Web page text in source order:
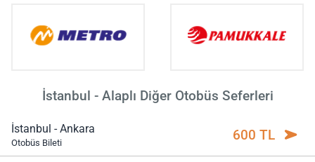
İstanbul - Alaplı Diğer Otobüs Seferleri
İstanbul - Ankara
Otobüs Bileti 600 TL